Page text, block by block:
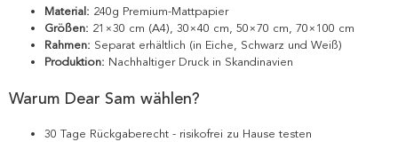
Material: 240g Premium-Mattpapier
Größen: 21×30 cm (A4), 30×40 cm, 50×70 cm, 70×100 cm
Rahmen: Separat erhältlich (in Eiche, Schwarz und Weiß)
Produktion: Nachhaltiger Druck in Skandinavien
Warum Dear Sam wählen?
30 Tage Rückgaberecht - risikofrei zu Hause testen